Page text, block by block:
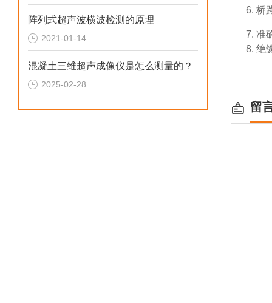
阵列式超声波横波检测的原理
2021-01-14
混凝土三维超声成像仪是怎么测量的？
2025-02-28
6. 桥
7. 准
8. 绝
留